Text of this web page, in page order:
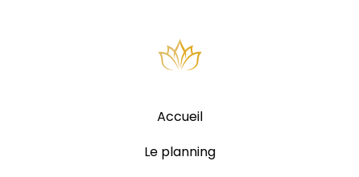
Accueil
Le planning